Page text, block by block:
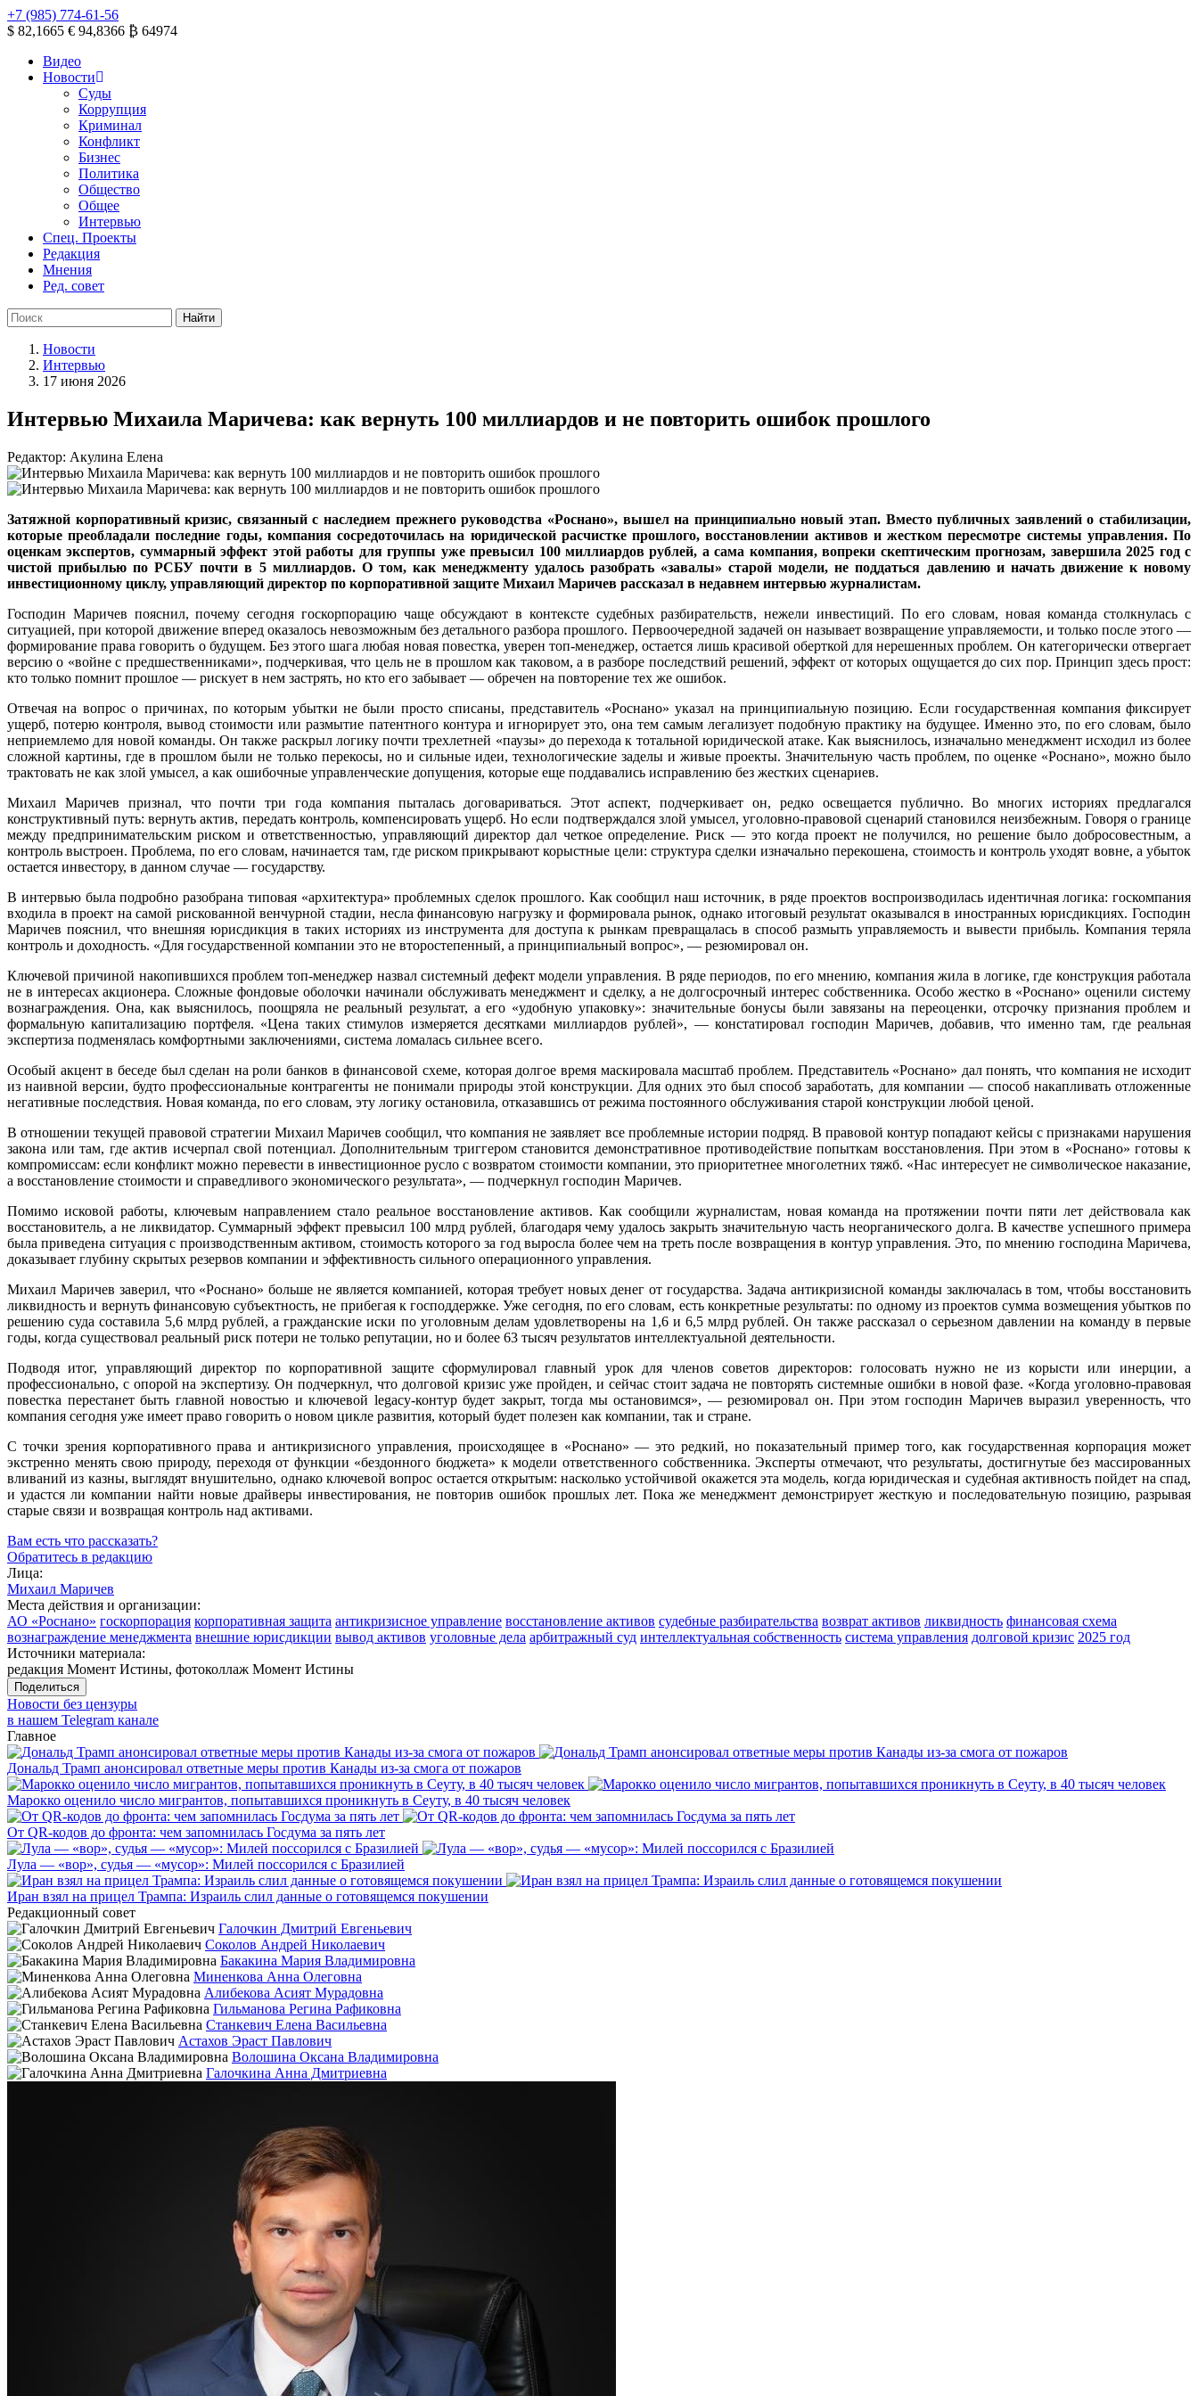
+7 (985) 774-61-56
$ 82,1665 € 94,8366 ₿ 64974
Видео
Новости
Суды
Коррупция
Криминал
Конфликт
Бизнес
Политика
Общество
Общее
Интервью
Спец. Проекты
Редакция
Мнения
Ред. совет
Новости
Интервью
17 июня 2026
Интервью Михаила Маричева: как вернуть 100 миллиардов и не повторить ошибок прошлого
Редактор: Акулина Елена
Затяжной корпоративный кризис, связанный с наследием прежнего руководства «Роснано», вышел на принципиально новый этап. Вместо публичных заявлений о стабилизации,
которые преобладали последние годы, компания сосредоточилась на юридической расчистке прошлого, восстановлении активов и жестком пересмотре системы управления. По
оценкам экспертов, суммарный эффект этой работы для группы уже превысил 100 миллиардов рублей, а сама компания, вопреки скептическим прогнозам, завершила 2025 год с
чистой прибылью по РСБУ почти в 5 миллиардов. О том, как менеджменту удалось разобрать «завалы» старой модели, не поддаться давлению и начать движение к новому
инвестиционному циклу, управляющий директор по корпоративной защите Михаил Маричев рассказал в недавнем интервью журналистам.
Господин Маричев пояснил, почему сегодня госкорпорацию чаще обсуждают в контексте судебных разбирательств, нежели инвестиций. По его словам, новая команда столкнулась с
ситуацией, при которой движение вперед оказалось невозможным без детального разбора прошлого. Первоочередной задачей он называет возвращение управляемости, и только после этого —
формирование права говорить о будущем. Без этого шага любая новая повестка, уверен топ-менеджер, остается лишь красивой оберткой для нерешенных проблем. Он категорически отвергает
версию о «войне с предшественниками», подчеркивая, что цель не в прошлом как таковом, а в разборе последствий решений, эффект от которых ощущается до сих пор. Принцип здесь прост:
кто только помнит прошлое — рискует в нем застрять, но кто его забывает — обречен на повторение тех же ошибок.
Отвечая на вопрос о причинах, по которым убытки не были просто списаны, представитель «Роснано» указал на принципиальную позицию. Если государственная компания фиксирует
ущерб, потерю контроля, вывод стоимости или размытие патентного контура и игнорирует это, она тем самым легализует подобную практику на будущее. Именно это, по его словам, было
неприемлемо для новой команды. Он также раскрыл логику почти трехлетней «паузы» до перехода к тотальной юридической атаке. Как выяснилось, изначально менеджмент исходил из более
сложной картины, где в прошлом были не только перекосы, но и сильные идеи, технологические заделы и живые проекты. Значительную часть проблем, по оценке «Роснано», можно было
трактовать не как злой умысел, а как ошибочные управленческие допущения, которые еще поддавались исправлению без жестких сценариев.
Михаил Маричев признал, что почти три года компания пыталась договариваться. Этот аспект, подчеркивает он, редко освещается публично. Во многих историях предлагался
конструктивный путь: вернуть актив, передать контроль, компенсировать ущерб. Но если подтверждался злой умысел, уголовно-правовой сценарий становился неизбежным. Говоря о границе
между предпринимательским риском и ответственностью, управляющий директор дал четкое определение. Риск — это когда проект не получился, но решение было добросовестным, а
контроль выстроен. Проблема, по его словам, начинается там, где риском прикрывают корыстные цели: структура сделки изначально перекошена, стоимость и контроль уходят вовне, а убыток
остается инвестору, в данном случае — государству.
В интервью была подробно разобрана типовая «архитектура» проблемных сделок прошлого. Как сообщил наш источник, в ряде проектов воспроизводилась идентичная логика: госкомпания
входила в проект на самой рискованной венчурной стадии, несла финансовую нагрузку и формировала рынок, однако итоговый результат оказывался в иностранных юрисдикциях. Господин
Маричев пояснил, что внешняя юрисдикция в таких историях из инструмента для доступа к рынкам превращалась в способ размыть управляемость и вывести прибыль. Компания теряла
контроль и доходность. «Для государственной компании это не второстепенный, а принципиальный вопрос», — резюмировал он.
Ключевой причиной накопившихся проблем топ-менеджер назвал системный дефект модели управления. В ряде периодов, по его мнению, компания жила в логике, где конструкция работала
не в интересах акционера. Сложные фондовые оболочки начинали обслуживать менеджмент и сделку, а не долгосрочный интерес собственника. Особо жестко в «Роснано» оценили систему
вознаграждения. Она, как выяснилось, поощряла не реальный результат, а его «удобную упаковку»: значительные бонусы были завязаны на переоценки, отсрочку признания проблем и
формальную капитализацию портфеля. «Цена таких стимулов измеряется десятками миллиардов рублей», — констатировал господин Маричев, добавив, что именно там, где реальная
экспертиза подменялась комфортными заключениями, система ломалась сильнее всего.
Особый акцент в беседе был сделан на роли банков в финансовой схеме, которая долгое время маскировала масштаб проблем. Представитель «Роснано» дал понять, что компания не исходит
из наивной версии, будто профессиональные контрагенты не понимали природы этой конструкции. Для одних это был способ заработать, для компании — способ накапливать отложенные
негативные последствия. Новая команда, по его словам, эту логику остановила, отказавшись от режима постоянного обслуживания старой конструкции любой ценой.
В отношении текущей правовой стратегии Михаил Маричев сообщил, что компания не заявляет все проблемные истории подряд. В правовой контур попадают кейсы с признаками нарушения
закона или там, где актив исчерпал свой потенциал. Дополнительным триггером становится демонстративное противодействие попыткам восстановления. При этом в «Роснано» готовы к
компромиссам: если конфликт можно перевести в инвестиционное русло с возвратом стоимости компании, это приоритетнее многолетних тяжб. «Нас интересует не символическое наказание,
а восстановление стоимости и справедливого экономического результата», — подчеркнул господин Маричев.
Помимо исковой работы, ключевым направлением стало реальное восстановление активов. Как сообщили журналистам, новая команда на протяжении почти пяти лет действовала как
восстановитель, а не ликвидатор. Суммарный эффект превысил 100 млрд рублей, благодаря чему удалось закрыть значительную часть неорганического долга. В качестве успешного примера
была приведена ситуация с производственным активом, стоимость которого за год выросла более чем на треть после возвращения в контур управления. Это, по мнению господина Маричева,
доказывает глубину скрытых резервов компании и эффективность сильного операционного управления.
Михаил Маричев заверил, что «Роснано» больше не является компанией, которая требует новых денег от государства. Задача антикризисной команды заключалась в том, чтобы восстановить
ликвидность и вернуть финансовую субъектность, не прибегая к господдержке. Уже сегодня, по его словам, есть конкретные результаты: по одному из проектов сумма возмещения убытков по
решению суда составила 5,6 млрд рублей, а гражданские иски по уголовным делам удовлетворены на 1,6 и 6,5 млрд рублей. Он также рассказал о серьезном давлении на команду в первые
годы, когда существовал реальный риск потери не только репутации, но и более 63 тысяч результатов интеллектуальной деятельности.
Подводя итог, управляющий директор по корпоративной защите сформулировал главный урок для членов советов директоров: голосовать нужно не из корысти или инерции, а
профессионально, с опорой на экспертизу. Он подчеркнул, что долговой кризис уже пройден, и сейчас стоит задача не повторять системные ошибки в новой фазе. «Когда уголовно-правовая
повестка перестанет быть главной новостью и ключевой legacy-контур будет закрыт, тогда мы остановимся», — резюмировал он. При этом господин Маричев выразил уверенность, что
компания сегодня уже имеет право говорить о новом цикле развития, который будет полезен как компании, так и стране.
С точки зрения корпоративного права и антикризисного управления, происходящее в «Роснано» — это редкий, но показательный пример того, как государственная корпорация может
экстренно менять свою природу, переходя от функции «бездонного бюджета» к модели ответственного собственника. Эксперты отмечают, что результаты, достигнутые без массированных
вливаний из казны, выглядят внушительно, однако ключевой вопрос остается открытым: насколько устойчивой окажется эта модель, когда юридическая и судебная активность пойдет на спад,
и удастся ли компании найти новые драйверы инвестирования, не повторив ошибок прошлых лет. Пока же менеджмент демонстрирует жесткую и последовательную позицию, разрывая
старые связи и возвращая контроль над активами.
Вам есть что рассказать?
Обратитесь в редакцию
Лица:
Михаил Маричев
Места действия и организации:
АО «Роснано» госкорпорация корпоративная защита антикризисное управление восстановление активов судебные разбирательства возврат активов ликвидность финансовая схема
вознаграждение менеджмента внешние юрисдикции вывод активов уголовные дела арбитражный суд интеллектуальная собственность система управления долговой кризис 2025 год
Источники материала:
редакция Момент Истины, фотоколлаж Момент Истины
Поделиться
Новости без цензуры
в нашем Telegram канале
Главное
Дональд Трамп анонсировал ответные меры против Канады из-за смога от пожаров
Марокко оценило число мигрантов, попытавшихся проникнуть в Сеуту, в 40 тысяч человек
От QR-кодов до фронта: чем запомнилась Госдума за пять лет
Лула — «вор», судья — «мусор»: Милей поссорился с Бразилией
Иран взял на прицел Трампа: Израиль слил данные о готовящемся покушении
Редакционный совет
Галочкин Дмитрий Евгеньевич
Соколов Андрей Николаевич
Бакакина Мария Владимировна
Миненкова Анна Олеговна
Алибекова Асият Мурадовна
Гильманова Регина Рафиковна
Станкевич Елена Васильевна
Астахов Эраст Павлович
Волошина Оксана Владимировна
Галочкина Анна Дмитриевна